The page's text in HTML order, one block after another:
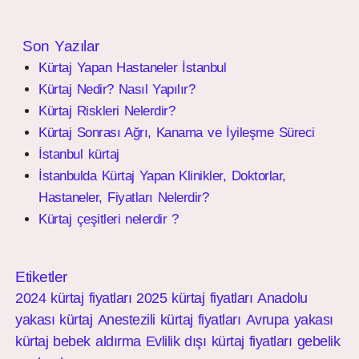
Son Yazılar
Kürtaj Yapan Hastaneler İstanbul
Kürtaj Nedir? Nasıl Yapılır?
Kürtaj Riskleri Nelerdir?
Kürtaj Sonrası Ağrı, Kanama ve İyileşme Süreci
İstanbul kürtaj
İstanbulda Kürtaj Yapan Klinikler, Doktorlar,
Hastaneler, Fiyatları Nelerdir?
Kürtaj çeşitleri nelerdir ?
Etiketler
2024 kürtaj fiyatları 2025 kürtaj fiyatları Anadolu
yakası kürtaj Anestezili kürtaj fiyatları Avrupa yakası
kürtaj bebek aldırma Evlilik dışı kürtaj fiyatları gebelik